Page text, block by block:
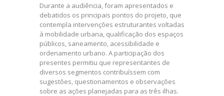
Durante a audiência, foram apresentados e
debatidos os principais pontos do projeto, que
contempla intervenções estruturantes voltadas
à mobilidade urbana, qualificação dos espaços
públicos, saneamento, acessibilidade e
ordenamento urbano. A participação dos
presentes permitiu que representantes de
diversos segmentos contribuíssem com
sugestões, questionamentos e observações
sobre as ações planejadas para as três ilhas.